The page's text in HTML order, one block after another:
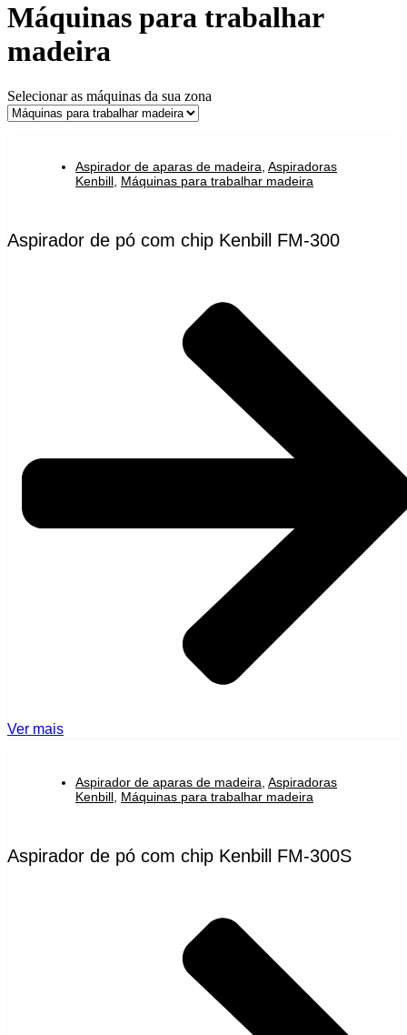
Máquinas para trabalhar
madeira
Selecionar as máquinas da sua zona
Aspirador de aparas de madeira Aspiradoras
Kenbill Máquinas para trabalhar madeira
Aspirador de pó com chip Kenbill FM-300
Ver mais
Aspirador de aparas de madeira, Aspiradoras
Kenbill, Máquinas para trabalhar madeira
Aspirador de pó com chip Kenbill FM-300S